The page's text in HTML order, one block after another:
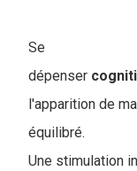
Se
dépenser
l'apparition de
équilibré.
Une stimulation